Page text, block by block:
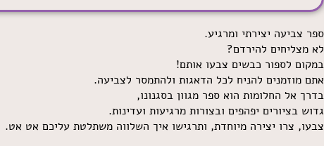
ספר צביעה יצירתי ומרגיע.
לא מצליחים להירדם?
במקום לספור כבשים צבעו אותם!
אתם מוזמנים להניח לכל הדאגות ולהתמסר לצביעה.
בדרך אל החלומות הוא ספר מגוון בסגנונו,
גדוש בציורים יפהפים ובצורות מרגיעות ועדינות.
צבעו, צרו יצירה מיוחדת, ותרגישו איך השלווה משתלטת עליכם אט אט.